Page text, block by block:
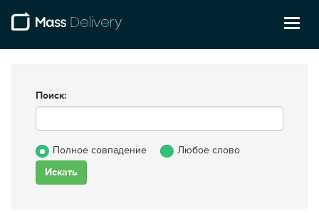
Поиск:
Полное совпадение Любое слово